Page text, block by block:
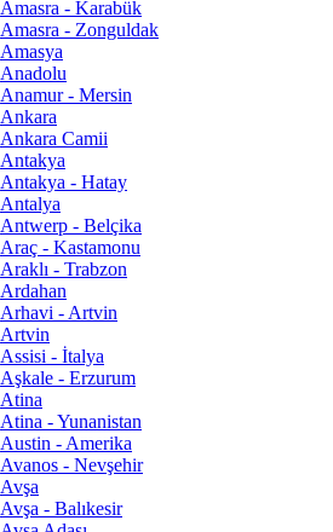
Amasra - Karabük
Amasra - Zonguldak
Amasya
Anadolu
Anamur - Mersin
Ankara
Ankara Camii
Antakya
Antakya - Hatay
Antalya
Antwerp - Belçika
Araç - Kastamonu
Araklı - Trabzon
Ardahan
Arhavi - Artvin
Artvin
Assisi - İtalya
Aşkale - Erzurum
Atina
Atina - Yunanistan
Austin - Amerika
Avanos - Nevşehir
Avşa
Avşa - Balıkesir